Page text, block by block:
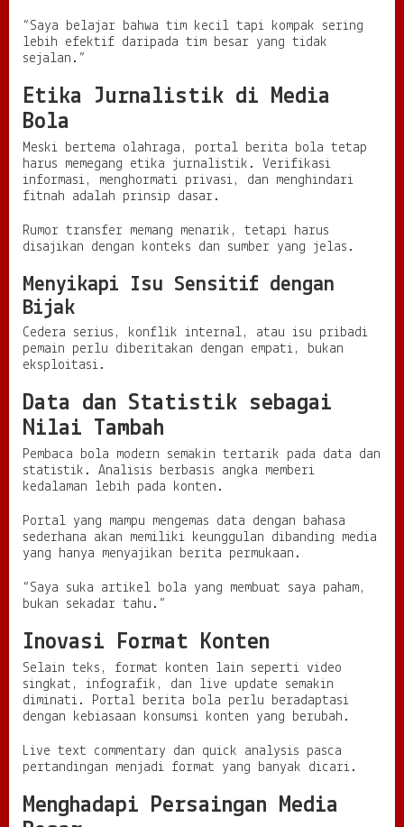
“Saya belajar bahwa tim kecil tapi kompak sering
lebih efektif daripada tim besar yang tidak
sejalan.”
Etika Jurnalistik di Media
Bola
Meski bertema olahraga, portal berita bola tetap
harus memegang etika jurnalistik. Verifikasi
informasi, menghormati privasi, dan menghindari
fitnah adalah prinsip dasar.
Rumor transfer memang menarik, tetapi harus
disajikan dengan konteks dan sumber yang jelas.
Menyikapi Isu Sensitif dengan
Bijak
Cedera serius, konflik internal, atau isu pribadi
pemain perlu diberitakan dengan empati, bukan
eksploitasi.
Data dan Statistik sebagai
Nilai Tambah
Pembaca bola modern semakin tertarik pada data dan
statistik. Analisis berbasis angka memberi
kedalaman lebih pada konten.
Portal yang mampu mengemas data dengan bahasa
sederhana akan memiliki keunggulan dibanding media
yang hanya menyajikan berita permukaan.
“Saya suka artikel bola yang membuat saya paham,
bukan sekadar tahu.”
Inovasi Format Konten
Selain teks, format konten lain seperti video
singkat, infografik, dan live update semakin
diminati. Portal berita bola perlu beradaptasi
dengan kebiasaan konsumsi konten yang berubah.
Live text commentary dan quick analysis pasca
pertandingan menjadi format yang banyak dicari.
Menghadapi Persaingan Media